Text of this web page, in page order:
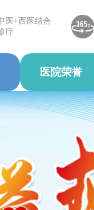
医+西医结合
疗
医院荣誉